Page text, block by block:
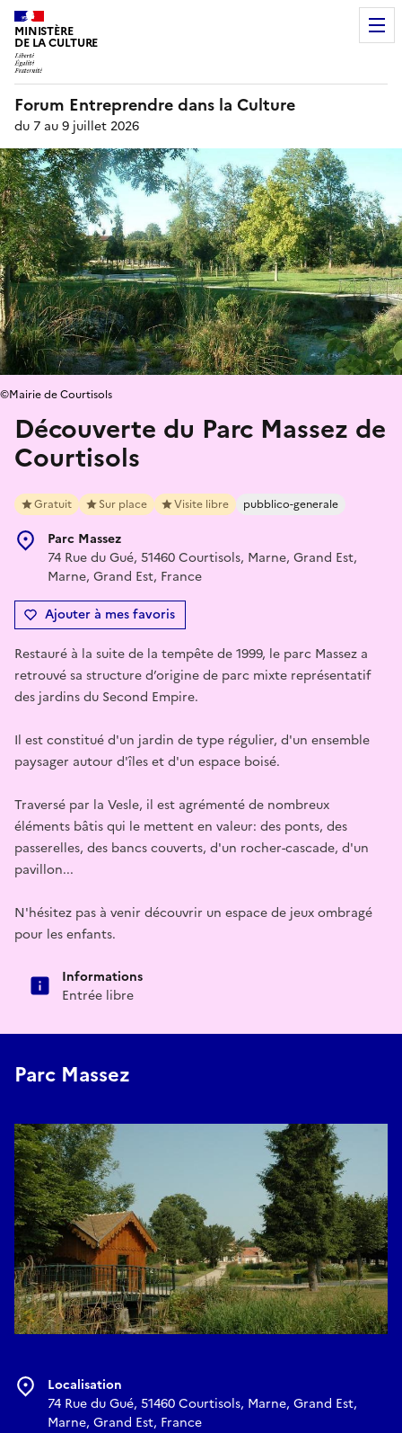
MINISTÈRE
DE LA CULTURE
Forum Entreprendre dans la Culture
du 7 au 9 juillet 2026
Découverte du Parc Massez de
Courtisols
Gratuit Sur place Visite libre pubblico-generale
Parc Massez
74 Rue du Gué, 51460 Courtisols, Marne, Grand Est,
Marne, Grand Est, France
Ajouter à mes favoris
©Mairie de Courtisols
Restauré à la suite de la tempête de 1999, le parc Massez a
retrouvé sa structure d’origine de parc mixte représentatif
des jardins du Second Empire.
Il est constitué d'un jardin de type régulier, d'un ensemble
paysager autour d'îles et d'un espace boisé.
Traversé par la Vesle, il est agrémenté de nombreux
éléments bâtis qui le mettent en valeur: des ponts, des
passerelles, des bancs couverts, d'un rocher-cascade, d'un
pavillon...
N'hésitez pas à venir découvrir un espace de jeux ombragé
pour les enfants.
Informations
Entrée libre
Parc Massez
Localisation
74 Rue du Gué, 51460 Courtisols, Marne, Grand Est,
Marne, Grand Est, France